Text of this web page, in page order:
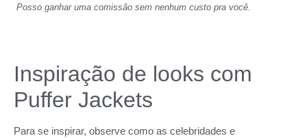
Posso ganhar uma comissão sem nenhum custo pra você.
Inspiração de looks com
Puffer Jackets
Para se inspirar, observe como as celebridades e